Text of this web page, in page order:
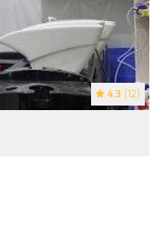
4.3 (12)